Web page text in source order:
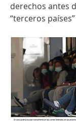
derechos antes
“terceros países”